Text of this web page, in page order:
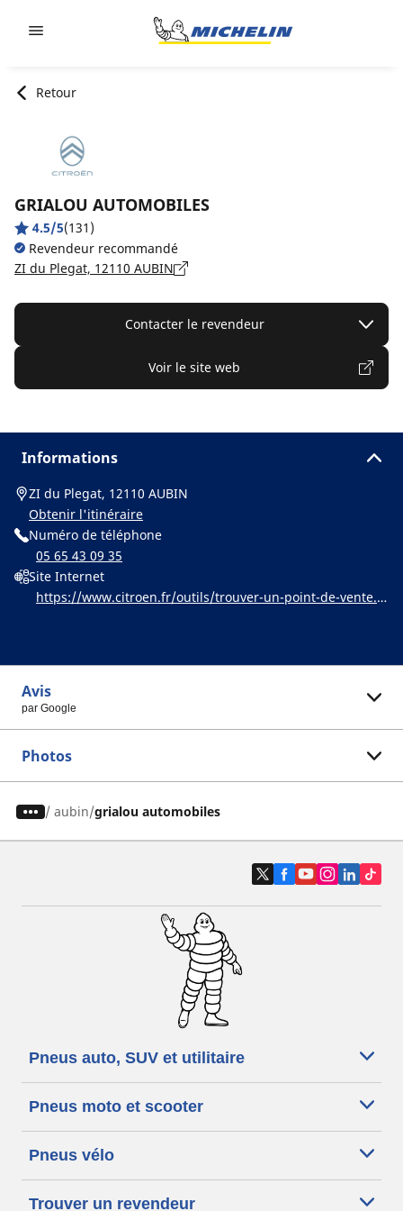
Retour
GRIALOU AUTOMOBILES
4.5/5(131)
Revendeur recommandé
ZI du Plegat, 12110 AUBIN
Contacter le revendeur
Voir le site web
Informations
ZI du Plegat, 12110 AUBIN
Obtenir l'itinéraire
Numéro de téléphone
05 65 43 09 35
Site Internet
https://www.citroen.fr/outils/trouver-un-point-de-vente.h
Avis
par Google
Photos
/ aubin grialou automobiles
Pneus auto, SUV et utilitaire
Pneus moto et scooter
Pneus vélo
Trouver un revendeur